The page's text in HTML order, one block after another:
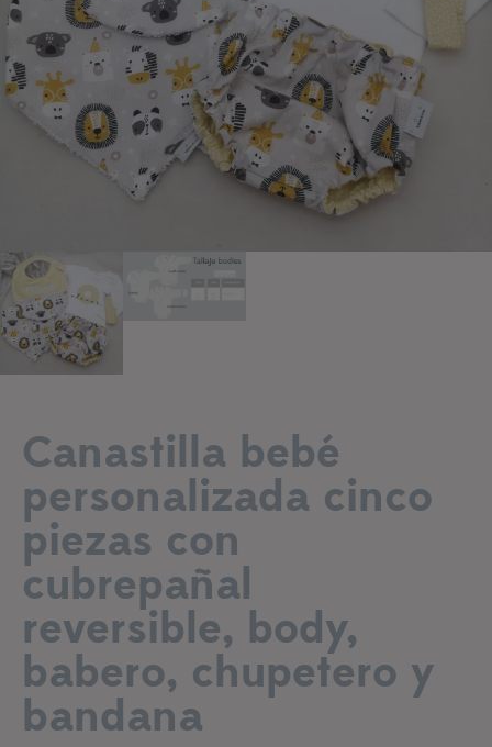
Añadir a lista de deseos
Canastilla bebé
personalizada cinco
piezas con
cubrepañal
reversible, body,
babero, chupetero y
bandana